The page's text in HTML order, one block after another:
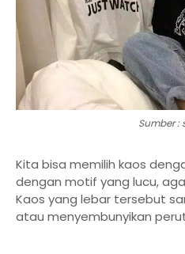
Sumber :
Kita bisa memilih kaos
dengan motif yang lucu,
Kaos yang lebar tersebut
atau menyembunyikan